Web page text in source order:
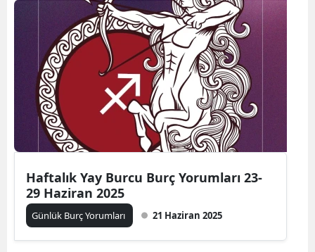
Haftalık Yay Burcu Burç Yorumları 23-
29 Haziran 2025
Günlük Burç Yorumları 21 Haziran 2025